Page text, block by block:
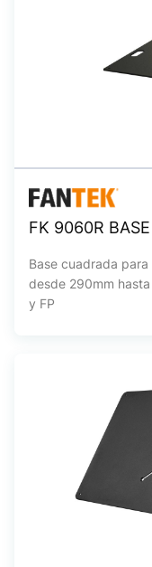
FK 9060R
Base cuadrada
desde 290mm
y FP